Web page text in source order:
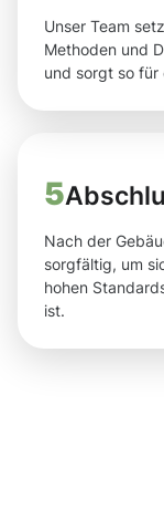
Unser Team
Methoden und
und sorgt so für
5
Nach der
sorgfältig, um
hohen
ist.